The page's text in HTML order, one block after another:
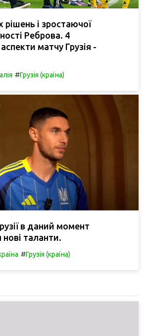
рішень і зростаючої
Реброва. 4
матчу Грузія -
#Грузія (країна)
в даний момент
таланти.
#Грузія (країна)